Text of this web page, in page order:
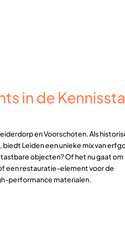
in de
en Voorschoten. Als
Leiden een unieke mix van
objecten? Of het nu gaat om
een restauratie-element voor de
performance materialen.